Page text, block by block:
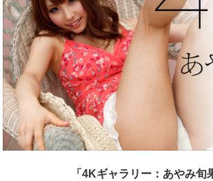
「4Kギャラリー：あやみ旬